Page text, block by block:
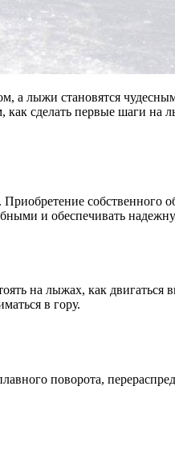
а лыжи становятся
как сделать первые шаги
собственного
и обеспечивать
на лыжах, как
в гору.
поворота,